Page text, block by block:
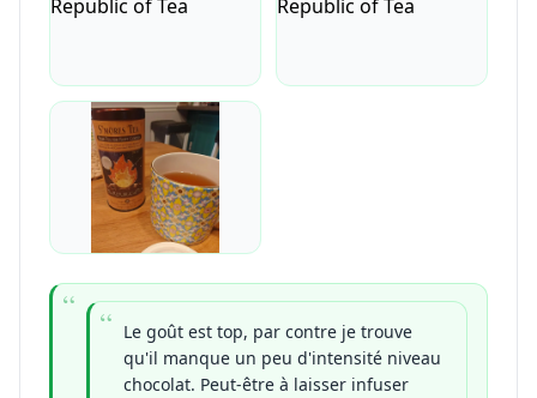
Le goût est top, par contre je trouve
qu'il manque un peu d'intensité niveau
chocolat. Peut-être à laisser infuser